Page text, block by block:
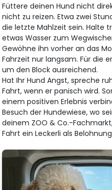
Füttere deinen Hund nicht
nicht zu reizen. Etwa zwei
die letzte Mahlzeit sein. Halte
etwas Wasser zum
Gewöhne ihn vorher an das
Fahrzeit nur langsam. Für die
um den Block ausreichend.
Hat Ihr Hund Angst, spreche
Fahrt, wenn er panisch wird.
einem positiven Erlebnis
Besuch der Hundewiese, wo
deinem ZOO & Co.-
Fahrt ein Leckerli als